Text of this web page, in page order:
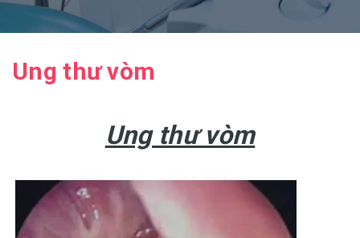
Ung thư vòm
Ung thư vòm